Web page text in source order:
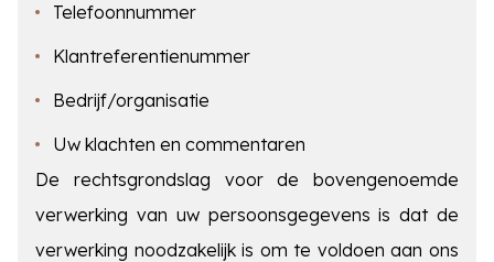
Telefoonnummer
Klantreferentienummer
Bedrijf/organisatie
Uw klachten en commentaren
De rechtsgrondslag voor de bovengenoemde
verwerking van uw persoonsgegevens is dat de
verwerking noodzakelijk is om te voldoen aan ons